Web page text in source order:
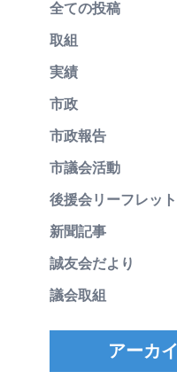
全ての投稿
取組
実績
市政
市政報告
市議会活動
後援会リーフレット
新聞記事
誠友会だより
議会取組
アーカ